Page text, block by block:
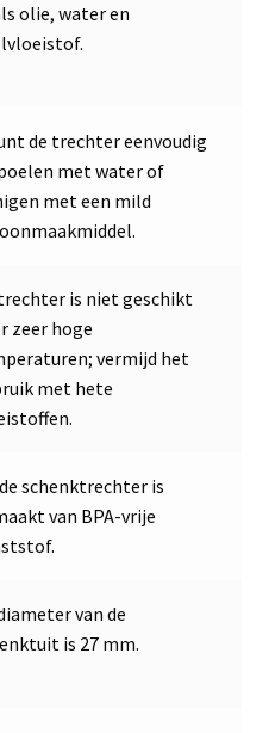
olie, water en
de trechter eenvoudig
met water of
met een mild
is niet geschikt
zeer hoge
vermijd het
met hete
schenktrechter is
van BPA-vrije
van de
is 27 mm.